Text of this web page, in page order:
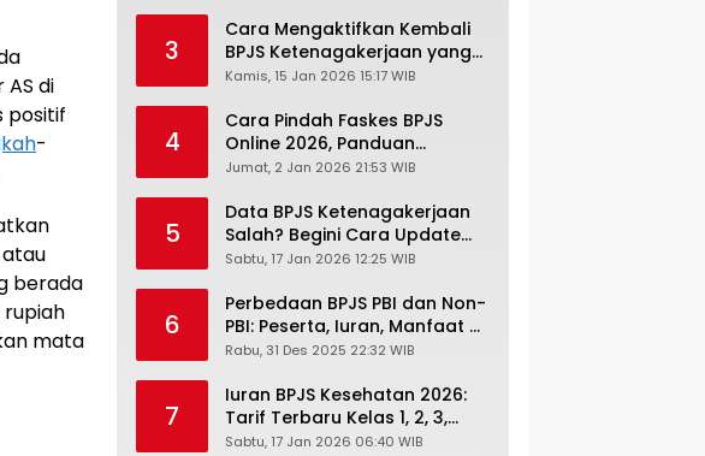
di
positif
-
atau
berada
rupiah
mata
3
Cara Mengaktifkan Kembali
BPJS Ketenagakerjaan yang
Nonaktif, Begini Panduan
Kamis, 15 Jan 2026 15:17 WIB
4
Cara Pindah Faskes BPJS
Online 2026, Panduan
Lengkap via Mobile JKN,
Cabang
Jumat, 2 Jan 2026 21:53 WIB
5
Data BPJS Ketenagakerjaan
Salah? Begini Cara Update
Rekening, Alamat, HP di JMO
Sabtu, 17 Jan 2026 12:25 WIB
6
Perbedaan BPJS PBI dan Non-
PBI: Peserta, Iuran, Manfaat &
Masa Berlaku Terbaru 2026
Rabu, 31 Des 2025 22:32 WIB
7
Iuran BPJS Kesehatan 2026:
Tarif Terbaru Kelas 1, 2, 3,
Cara Bayar, Denda &
Sabtu, 17 Jan 2026 06:40 WIB